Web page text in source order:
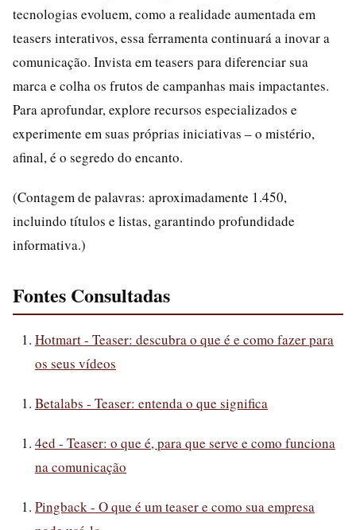
tecnologias evoluem, como a realidade aumentada em
teasers interativos, essa ferramenta continuará a inovar a
comunicação. Invista em teasers para diferenciar sua
marca e colha os frutos de campanhas mais impactantes.
Para aprofundar, explore recursos especializados e
experimente em suas próprias iniciativas – o mistério,
afinal, é o segredo do encanto.
(Contagem de palavras: aproximadamente 1.450,
incluindo títulos e listas, garantindo profundidade
informativa.)
Fontes Consultadas
Hotmart - Teaser: descubra o que é e como fazer para
os seus vídeos
Betalabs - Teaser: entenda o que significa
4ed - Teaser: o que é, para que serve e como funciona
na comunicação
Pingback - O que é um teaser e como sua empresa